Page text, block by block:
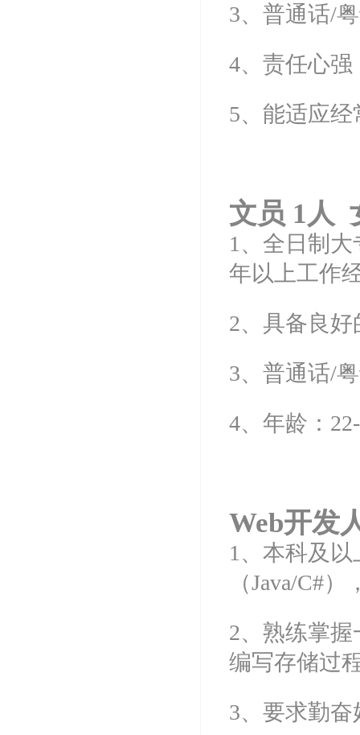
3、普通话/
4、责任心
5、能适应
文员 1人
1、全日制
年以上工作
2、具备良
3、普通话/
4、年龄：
Web开发
1、本科及
（Java/C#
2、熟练掌握
编写存储过
3、要求勤